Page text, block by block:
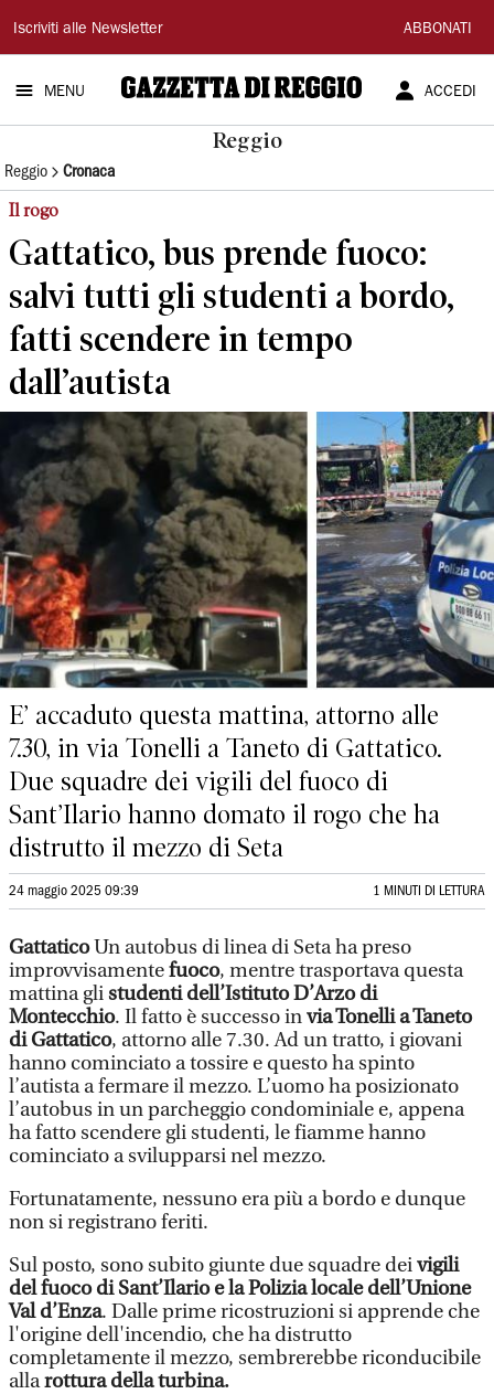
Gazzetta
di
Reggio
Iscriviti alle Newsletter ABBONATI
MENU ACCEDI
Reggio
Reggio Cronaca
Il rogo
Gattatico, bus prende fuoco:
salvi tutti gli studenti a bordo,
fatti scendere in tempo
dall’autista
E’ accaduto questa mattina, attorno alle
7.30, in via Tonelli a Taneto di Gattatico.
Due squadre dei vigili del fuoco di
Sant’Ilario hanno domato il rogo che ha
distrutto il mezzo di Seta
24 maggio 2025 09:39 1 MINUTI DI LETTURA
GattaticoUn autobus di linea di Seta ha preso
improvvisamentefuoco, mentre trasportava questa
mattina glistudenti dell’Istituto D’Arzo di
Montecchio. Il fatto è successo invia Tonelli a Taneto
di Gattatico, attorno alle 7.30. Ad un tratto, i giovani
hanno cominciato a tossire e questo ha spinto
l’autista a fermare il mezzo. L’uomo ha posizionato
l’autobus in un parcheggio condominiale e, appena
ha fatto scendere gli studenti, le fiamme hanno
cominciato a svilupparsi nel mezzo.
Fortunatamente, nessuno era più a bordo e dunque
non si registrano feriti.
Sul posto, sono subito giunte due squadre deivigili
del fuoco di Sant’Ilario e la Polizia locale dell’Unione
Val d’Enza. Dalle prime ricostruzioni si apprende che
l'origine dell'incendio, che ha distrutto
completamente il mezzo, sembrerebbe riconducibile
allarottura della turbina.